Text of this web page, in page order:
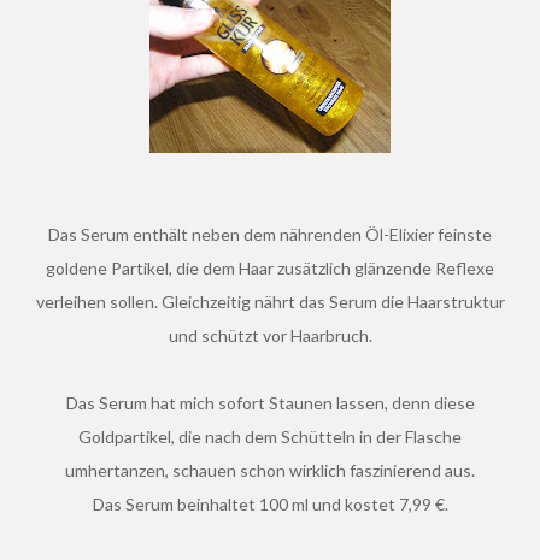
Das Serum enthält neben dem nährenden Öl-Elixier feinste
goldene Partikel, die dem Haar zusätzlich glänzende Reflexe
verleihen sollen. Gleichzeitig nährt das Serum die Haarstruktur
und schützt vor Haarbruch.
Das Serum hat mich sofort Staunen lassen, denn diese
Goldpartikel, die nach dem Schütteln in der Flasche
umhertanzen, schauen schon wirklich faszinierend aus.
Das Serum beinhaltet 100 ml und kostet 7,99 €.